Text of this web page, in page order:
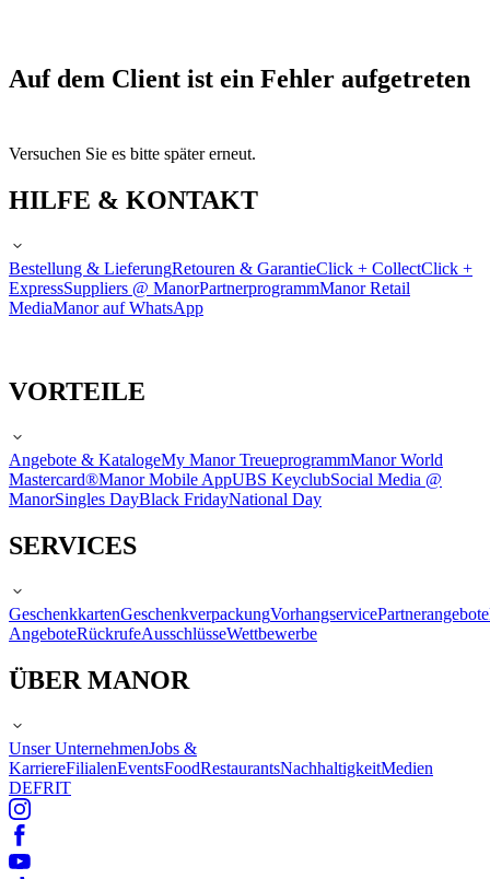
Auf dem Client ist ein Fehler aufgetreten
Versuchen Sie es bitte später erneut.
HILFE & KONTAKT
Bestellung & LieferungRetouren & GarantieClick + CollectClick +
ExpressSuppliers @ ManorPartnerprogrammManor Retail
MediaManor auf WhatsApp
VORTEILE
Angebote & KatalogeMy Manor TreueprogrammManor World
Mastercard®Manor Mobile AppUBS KeyclubSocial Media @
ManorSingles DayBlack FridayNational Day
SERVICES
GeschenkkartenGeschenkverpackungVorhangservicePartnerangebote
AngeboteRückrufeAusschlüsseWettbewerbe
ÜBER MANOR
Unser UnternehmenJobs &
KarriereFilialenEventsFoodRestaurantsNachhaltigkeitMedien
DEFRIT